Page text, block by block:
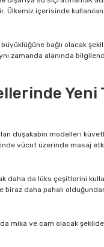
Ülkemiz içerisinde
bağlı olacak
zamanda alanında
Yeni
duşakabin modelleri
vücut üzerinde masaj
daha da lüks çeşitlerini
daha pahalı
mika ve cam olacak